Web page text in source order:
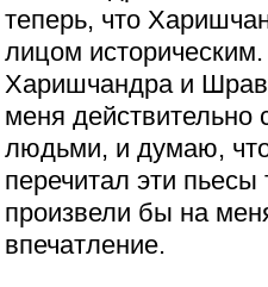
теперь, что
лицом
Харишчандра и
меня
людьми, и думаю,
перечитал эти пьесы
произвели бы на
впечатление.